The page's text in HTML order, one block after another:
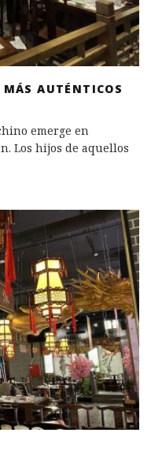
AUTÉNTICOS
emerge en
Los hijos de aquellos